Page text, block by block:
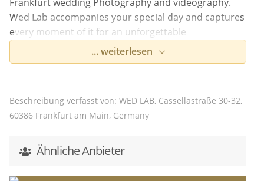
Wed Lab accompanies your special day and captures
every moment of it for an unforgettable
cinematographic clip.... weiterlesen
Beschreibung verfasst von: WED LAB, Cassellastraße 30-32,
60386 Frankfurt am Main, Germany
Ähnliche Anbieter